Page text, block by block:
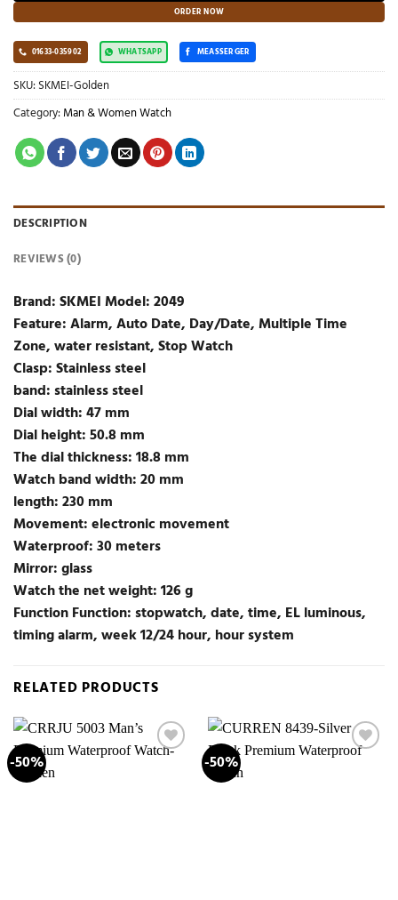
ORDER NOW
01633-035902 WHATSAPP MEASSERGER
SKU: SKMEI-Golden
Category: Man & Women Watch
DESCRIPTION
REVIEWS (0)
Brand: SKMEI Model: 2049
Feature: Alarm, Auto Date, Day/Date, Multiple Time
Zone, water resistant, Stop Watch
Clasp: Stainless steel
band: stainless steel
Dial width: 47 mm
Dial height: 50.8 mm
The dial thickness: 18.8 mm
Watch band width: 20 mm
length: 230 mm
Movement: electronic movement
Waterproof: 30 meters
Mirror: glass
Watch the net weight: 126 g
Function Function: stopwatch, date, time, EL luminous,
timing alarm, week 12/24 hour, hour system
RELATED PRODUCTS
-50% -50%